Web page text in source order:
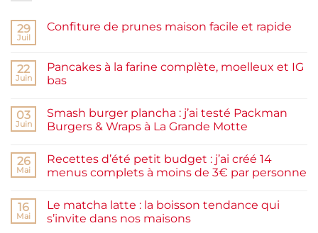
29
Juil
Confiture de prunes maison facile et rapide
Confiture
de
prunes
et
rapide
22
Juin
Pancakes à la farine complète, moelleux et IG
bas
sur
Pancakes
à
complète,
moelleux
et
03
Juin
Smash burger plancha : j’ai testé Packman
Burgers & Wraps à La Grande Motte
sur
Smash
burger
testé
Packman
Burgers &
26
Mai
Recettes d’été petit budget : j’ai créé 14
menus complets à moins de 3€ par personne
sur
Recettes
d’été
16
Mai
Le matcha latte : la boisson tendance qui
s’invite dans nos maisons